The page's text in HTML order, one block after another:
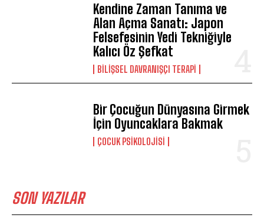
Kendine Zaman Tanıma ve
Alan Açma Sanatı: Japon
Felsefesinin Yedi Tekniğiyle
Kalıcı Öz Şefkat
BILIŞSEL DAVRANIŞÇI TERAPI
Bir Çocuğun Dünyasına Girmek
İçin Oyuncaklara Bakmak
ÇOCUK PSIKOLOJISI
SON YAZILAR